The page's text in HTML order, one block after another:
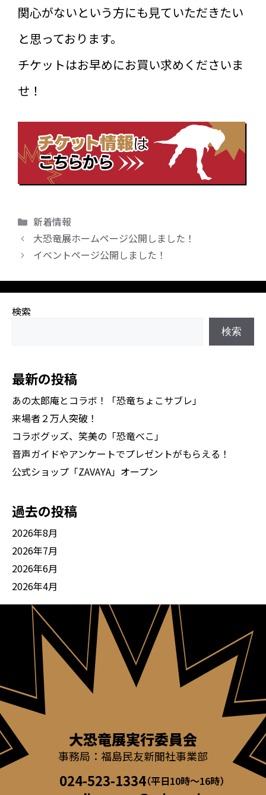
関心がないという方にも見ていただきたい
と思っております。
チケットはお早めにお買い求めくださいま
せ！
カ
テ
ゴ
リ
新着情報
大恐竜展ホームページ公開しました！
イベントページ公開しました！
検索
検索
最新の投稿
あの太郎庵とコラボ！「恐竜ちょこサブレ」
来場者２万人突破！
コラボグッズ、笑美の「恐竜べこ」
音声ガイドやアンケートでプレゼントがもらえる！
公式ショップ「ZAVAYA」オープン
過去の投稿
2026年8月
2026年7月
2026年6月
2026年4月
大恐竜展実行委員会
事務局：福島民友新聞社事業部
024-523-1334（平日10時～16時）